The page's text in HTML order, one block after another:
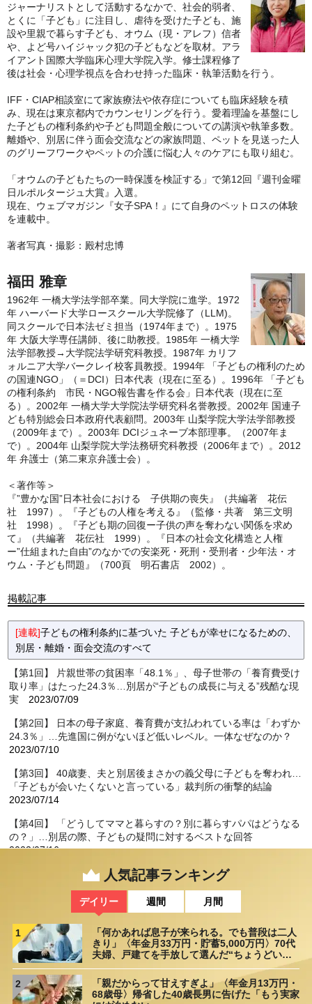
ジャーナリストとして活動するなかで、社会的弱者、
とくに「子ども」に注目し、虐待を受けた子ども、施
設や里親で暮らす子ども、オウム（現・アレフ）信者
や、よど号ハイジャック犯の子どもなどを取材。アラ
イアント国際大学臨床心理大学院入学。修士課程修了
後は社会・心理学視点を合わせ持った臨床・執筆活動を行う。
IFF・CIAP相談室にて家族療法や依存症についても臨床経験を積
み、現在は東京都内でカウンセリングを行う。愛着理論を基盤にし
た子どもの権利条約や子ども問題全般についての講演や執筆多数。
離婚や、別居に伴う面会交流などの家族問題、ペットを見送った人
のグリーフワークやペットの介護に悩む人々のケアにも取り組む。
「オウムの子どもたちの一時保護を検証する」で第12回『週刊金曜
日ルポルタージュ大賞』入選。
現在、ウェブマガジン『女子SPA！』にて自身のペットロスの体験
を連載中。
著者写真・撮影：殿村忠博
福田 雅章
1962年 一橋大学法学部卒業。同大学院に進学。1972
年 ハーバード大学ロースクール大学院修了（LLM)。
同スクールで日本法ゼミ担当（1974年まで）。1975
年 大阪大学専任講師、後に助教授。1985年 一橋大学
法学部教授→大学院法学研究科教授。1987年 カリフ
ォルニア大学バークレイ校客員教授。1994年 「子どもの権利のため
の国連NGO」（＝DCI）日本代表（現在に至る）。1996年 「子ども
の権利条約 市民・NGO報告書を作る会」日本代表（現在に至
る）。2002年 一橋大学大学院法学研究科名誉教授。2002年 国連子
ども特別総会日本政府代表顧問。2003年 山梨学院大学法学部教授
（2009年まで）。2003年 DCIジュネーブ本部理事。（2007年ま
で）。2004年 山梨学院大学法務研究科教授（2006年まで）。2012
年 弁護士（第二東京弁護士会）。
＜著作等＞
『”豊かな国”日本社会における 子供期の喪失』（共編著 花伝
社 1997）。『子どもの人権を考える』（監修・共著 第三文明
社 1998）。『子ども期の回復ー子供の声を奪わない関係を求め
て』（共編著 花伝社 1999）。『日本の社会文化構造と人権
ー”仕組まれた自由”のなかでの安楽死・死刑・受刑者・少年法・オ
ウム・子ども問題』（700頁 明石書店 2002）。
掲載記事
[連載]子どもの権利条約に基づいた 子どもが幸せになるための、
別居・離婚・面会交流のすべて
【第1回】 片親世帯の貧困率「48.1％」、母子世帯の「養育費受け
取り率」はたった24.3％…別居が“子どもの成長に与える”残酷な現
実 2023/07/09
【第2回】 日本の母子家庭、養育費が支払われている率は「わずか
24.3％」…先進国に例がないほど低いレベル。一体なぜなのか？
2023/07/10
【第3回】 40歳妻、夫と別居後まさかの義父母に子どもを奪われ…
「子どもが会いたくないと言っている」裁判所の衝撃的結論
2023/07/14
【第4回】 「どうしてママと暮らすの？別に暮らすパパはどうなる
の？」…別居の際、子どもの疑問に対するベストな回答
2023/07/16
【第5回】 「パパ・ママとも、またいつか一緒に暮らせるの？」…
2023/07/17
【第6回】 父親による「子どもの連れ去り」…50代・母親に起きた
痛ましい事例2023/07/18
【第7回】 40代男性、「虚偽DV」により子どもを妻に連れ去ら
れ…。その後待ち受けた辛すぎる現実
人気記事ランキング
デイリー 週間 月間
1
「何かあれば息子が来られる。でも普段は二人
きり」〈年金月33万円・貯蓄5,000万円〉70代
夫婦、戸建てを手放して選んだ“ちょうどいい
距離”
2
「親だからって甘えすぎよ」〈年金月13万円・
68歳母〉帰省した40歳長男に告げた「もう実家